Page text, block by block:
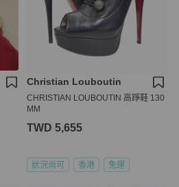
Christian Louboutin
CHRISTIAN LOUBOUTIN 高踭鞋 130
MM
TWD 5,655
狀況尚可 香港 免運